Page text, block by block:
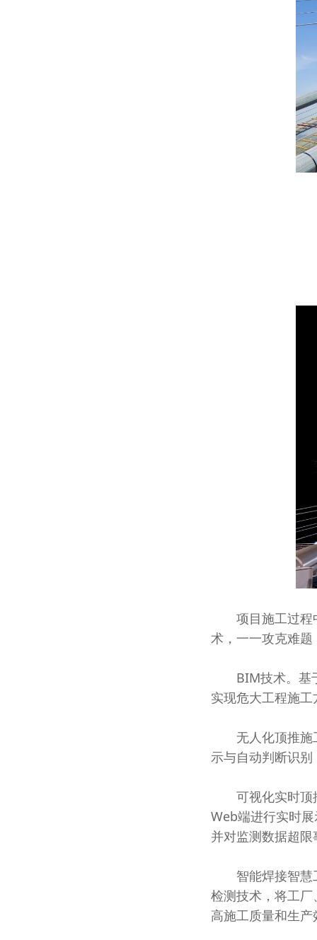
项目施工过程中
术，一一攻克难
BIM技术。基于
实现危大工程施
无人化顶推施工
示与自动判断识
可视化实时顶推
Web端进行实时
并对监测数据超
智能焊接智慧工
检测技术，将工
高施工质量和生产